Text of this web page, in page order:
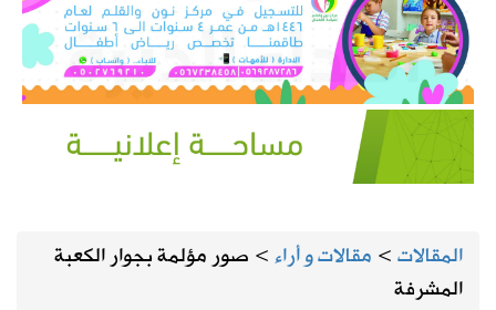
المقالات> مقالات و أراء> صور مؤلمة بجوار الكعبة
المشرفة